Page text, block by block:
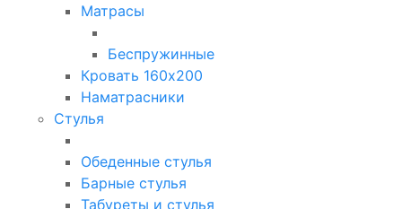
Матрасы
Беспружинные
Кровать 160х200
Наматрасники
Стулья
Обеденные стулья
Барные стулья
Табуреты и стулья